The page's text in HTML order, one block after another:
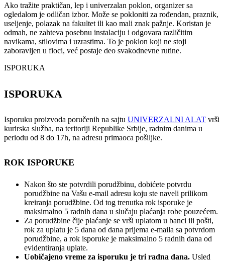
Ako tražite praktičan, lep i univerzalan poklon, organizer sa
ogledalom je odličan izbor. Može se pokloniti za rođendan, praznik,
useljenje, polazak na fakultet ili kao mali znak pažnje. Koristan je
odmah, ne zahteva posebnu instalaciju i odgovara različitim
navikama, stilovima i uzrastima. To je poklon koji ne stoji
zaboravljen u fioci, već postaje deo svakodnevne rutine.
ISPORUKA
ISPORUKA
Isporuku proizvoda poručenih na sajtu UNIVERZALNI ALAT vrši
kurirska služba, na teritoriji Republike Srbije, radnim danima u
periodu od 8 do 17h, na adresu primaoca pošiljke.
ROK ISPORUKE
Nakon što ste potvrdili porudžbinu, dobićete potvrdu
porudžbine na Vašu e-mail adresu koju ste naveli prilikom
kreiranja porudžbine. Od tog trenutka rok isporuke je
maksimalno 5 radnih dana u slučaju plaćanja robe pouzećem.
Za porudžbine čije plaćanje se vrši uplatom u banci ili pošti,
rok za uplatu je 5 dana od dana prijema e-maila sa potvrdom
porudžbine, a rok isporuke je maksimalno 5 radnih dana od
evidentiranja uplate.
Uobičajeno vreme za isporuku je tri radna dana. Usled